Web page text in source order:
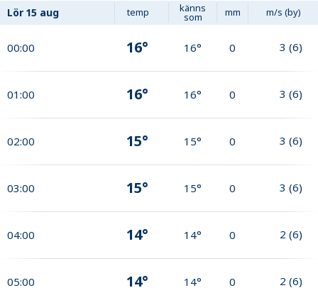
Lör 15 aug temp känns
som mm m/s (by)
00:00 16° 16° 0 3 (6)
01:00 16° 16° 0 3 (6)
02:00 15° 15° 0 3 (6)
03:00 15° 15° 0 3 (6)
04:00 14° 14° 0 2 (6)
05:00 14° 14° 0 2 (6)